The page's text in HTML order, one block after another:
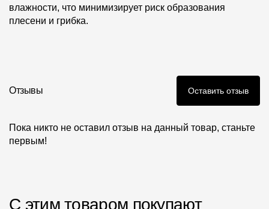
влажности, что минимизирует риск образования
плесени и грибка.
Отзывы Оставить отзыв
Пока никто не оставил отзыв на данный товар, станьте
первым!
С этим товаром покупают